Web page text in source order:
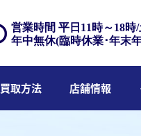
営業時間 平日11時～18時
年中無休(臨時休業･年末
買取方法 店舗情報